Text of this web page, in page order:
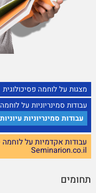
מצגות על לוחמה פסיכולוגית
עבודות סמינריוניות על
עבודות סמינריוניות
עבודות אקדמיות על לוחמה
Seminarion.co.il
תחומים